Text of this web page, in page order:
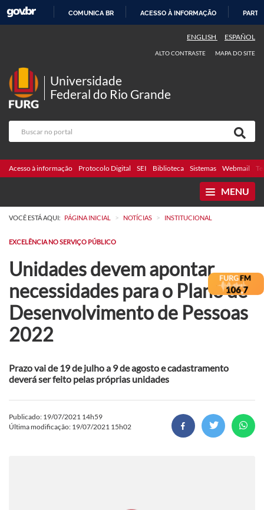
COMUNICA BR ACESSO À INFORMAÇÃO
ENGLISH ESPAÑOL
ALTO CONTRASTE MAPA DO SITE
Universidade
Federal do Rio Grande
Acesso à informação Protocolo Digital SEI Biblioteca Sistemas Webmail
MENU
VOCÊ ESTÁ AQUI: PÁGINA INICIAL > NOTÍCIAS > INSTITUCIONAL
EXCELÊNCIA NO SERVIÇO PÚBLICO
Unidades devem apontar
necessidades para o Plano de
Desenvolvimento de Pessoas
2022
Prazo vai de 19 de julho a 9 de agosto e cadastramento
deverá ser feito pelas próprias unidades
Publicado: 19/07/2021 14h59
Última modificação: 19/07/2021 15h02